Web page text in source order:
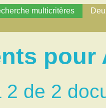
multicritères
pour
2 de 2